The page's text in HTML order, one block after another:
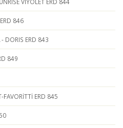
846
- DORIS ERD 843
849
FAVORİTTİ ERD 845